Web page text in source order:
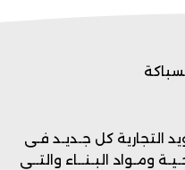
التجارية كل جـديـد فـى
ومـواد البـنــاء والتــي